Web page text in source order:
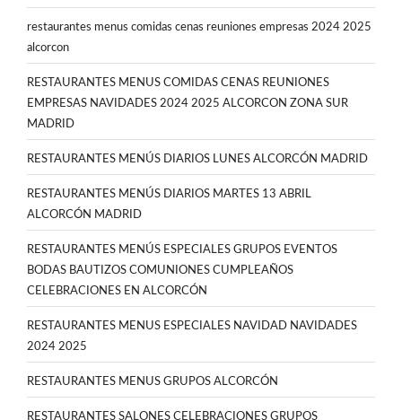
restaurantes menus comidas cenas reuniones empresas 2024 2025
alcorcon
RESTAURANTES MENUS COMIDAS CENAS REUNIONES
EMPRESAS NAVIDADES 2024 2025 ALCORCON ZONA SUR
MADRID
RESTAURANTES MENÚS DIARIOS LUNES ALCORCÓN MADRID
RESTAURANTES MENÚS DIARIOS MARTES 13 ABRIL
ALCORCÓN MADRID
RESTAURANTES MENÚS ESPECIALES GRUPOS EVENTOS
BODAS BAUTIZOS COMUNIONES CUMPLEAÑOS
CELEBRACIONES EN ALCORCÓN
RESTAURANTES MENUS ESPECIALES NAVIDAD NAVIDADES
2024 2025
RESTAURANTES MENUS GRUPOS ALCORCÓN
RESTAURANTES SALONES CELEBRACIONES GRUPOS